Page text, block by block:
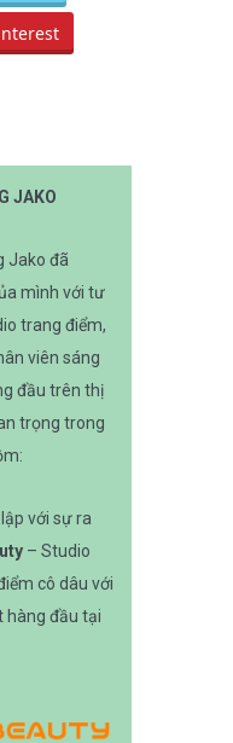
JAKO
Jako đã
mình với tư
trang điểm,
viên sáng
đầu trên thị
trọng trong
với sự ra
– Studio
cô dâu với
hàng đầu tại